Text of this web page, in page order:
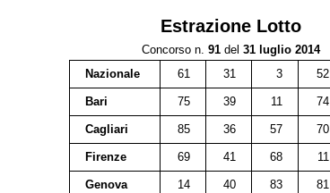
Estrazione Lotto
Concorso n. 91del 31 luglio 2014
Nazionale
61 31 3 52
Bari 75 39 11 74
Cagliari 85 36 57 70
Firenze 69 41 68 11
Genova 14 40 83 81